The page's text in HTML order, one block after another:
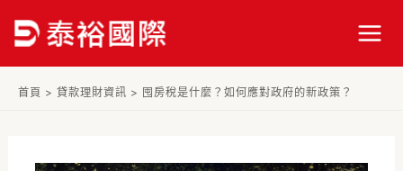
首頁 > 貸款理財資訊 > 囤房稅是什麼？如何應對政府的新政策？
navigation